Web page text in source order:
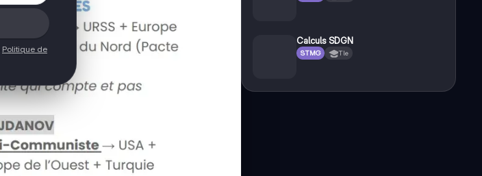
Politique de
Calculs SDGN
STMG Tle